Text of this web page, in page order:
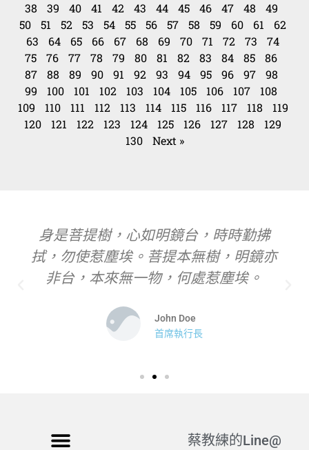
38
39 40 41 42 43 44 45 46 47 48
49
50
51 52 53 54 55 56 57 58 59 60 61
62
63
64 65 66 67 68 69 70 71 72 73
74
75
76 77 78 79 80 81 82 83 84 85
86
87
88 89 90 91 92 93 94 95 96 97
98
99
100 101 102 103 104 105 106 107
108
109
110 111 112 113 114 115 116 117 118
119
120
121 122 123 124 125 126 127 128
129
130
Next »
身是菩提樹，心如明鏡台，時時勤拂
拭，勿使惹塵埃。菩提本無樹，明鏡亦
非台，本來無一物，何處惹塵埃。
John Doe
首席執行長
蔡教練的Line@